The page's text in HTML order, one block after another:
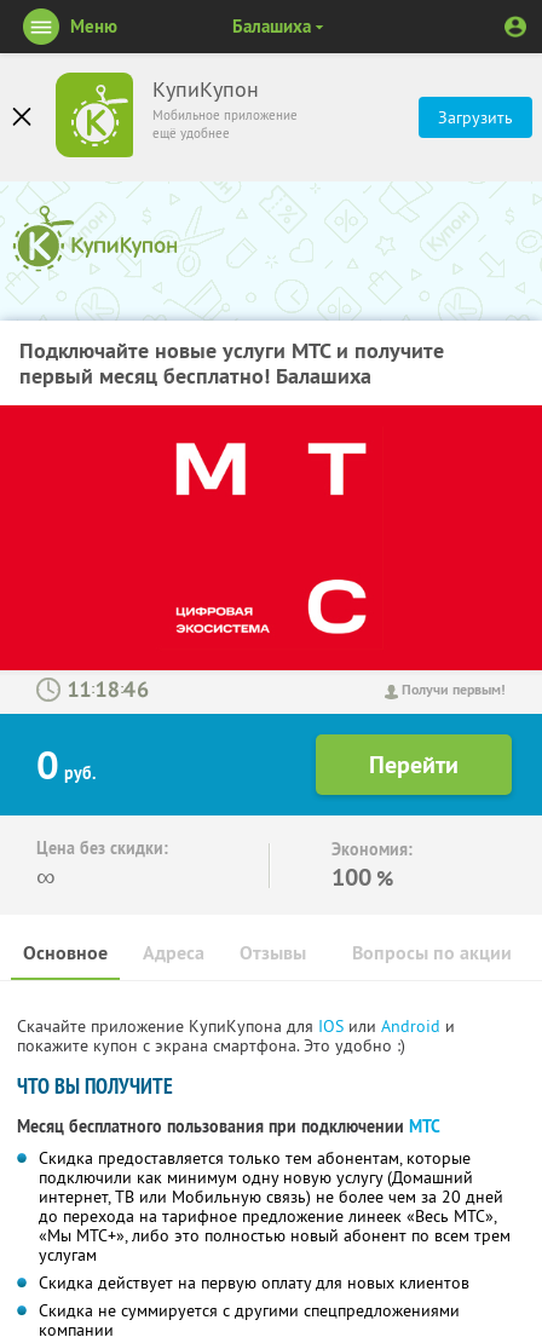
КупиКупон
Мобильное приложение
ещё удобнее
Загрузить
Меню Балашиха
Подключайте новые услуги МТС и получите
первый месяц бесплатно! Балашиха
Получи первым!
: :
0 руб.
Цена без скидки:
∞
Экономия:
100 %
Основное Отзывы Вопросы по акции
Адреса
Скачайте приложение КупиКупона для IOS или Android и
покажите купон с экрана смартфона. Это удобно :)
ЧТО ВЫ ПОЛУЧИТЕ
Месяц бесплатного пользования при подключении МТС
Скидка предоставляется только тем абонентам, которые
подключили как минимум одну новую услугу (Домашний
интернет, ТВ или Мобильную связь) не более чем за 20 дней
до перехода на тарифное предложение линеек «Весь МТС»,
«Мы МТС+», либо это полностью новый абонент по всем трем
услугам
Скидка действует на первую оплату для новых клиентов
Скидка не суммируется с другими спецпредложениями
компании